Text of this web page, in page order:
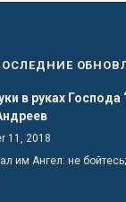
в руках
11, 2018
им Ангел: не бойтесь;